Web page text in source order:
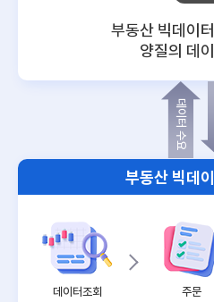
부동산 빅데이
양질의 데
데이터 수요
부동산 빅데
데이터조회 주문